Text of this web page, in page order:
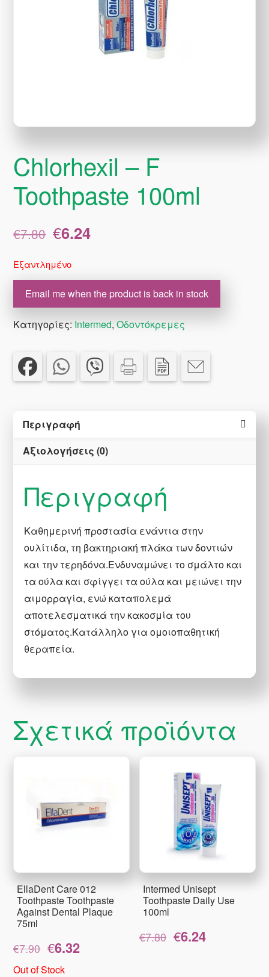
Chlorhexil – F
Toothpaste 100ml
€7.80 Original
price
€7.80.
€6.24
Εξαντλημένο
Email me when the product is back in stock
Κατηγορίες: Intermed,Οδοντόκρεμες
Περιγραφή
Αξιολογήσεις (0)
Περιγραφή
Καθημερινή προστασία ενάντια στην
ουλίτιδα, τη βακτηριακή πλάκα των δοντιών
και την τερηδόνα.Ενδυναμώνει το σμάλτο και
τα ούλα και σφίγγει τα ούλα και μειώνει την
αιμορραγία, ενώ καταπολεμά
αποτελεσματικά την κακοσμία του
στόματος.Κατάλληλο για ομοιοπαθητική
θεραπεία.
Σχετικά προϊόντα
EllaDent Care 012
Toothpaste Toothpaste
Against Dental Plaque
75ml
€7.90
Original
price
was:
€6.32
Out of Stock
Intermed Unisept
Toothpaste Daily Use
100ml
€7.80
Original
price
€6.24